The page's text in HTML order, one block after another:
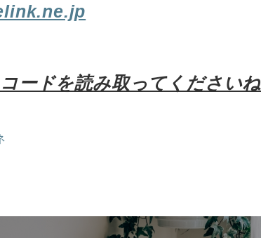
ードを読み取ってくださいね